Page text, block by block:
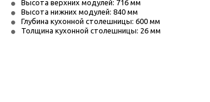
Высота верхних модулей: 716 мм
Высота нижних модулей: 840 мм
Глубина кухонной столешницы: 600 мм
Толщина кухонной столешницы: 26 мм